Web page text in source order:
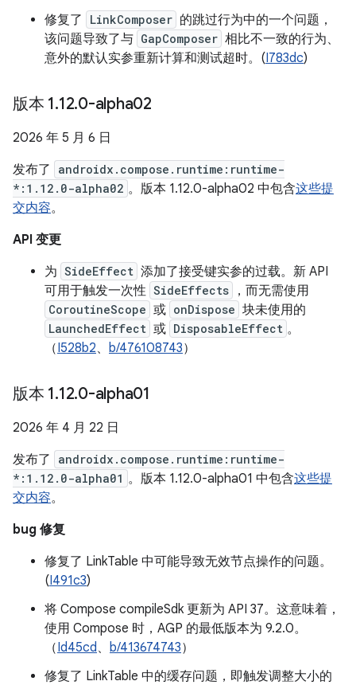
修复了
LinkComposer 的跳过行为中的一个问题，
该问题导致了与 GapComposer 相比不一致的行为、
意外的默认实参重新计算和测试超时。(I783dc)
版本 1.12.0-alpha02
2026 年 5 月 6 日
发布了
androidx.compose.runtime:runtime-
*:1.12.0-alpha02 。版本 1.12.0-alpha02 中包含这些提
交内容。
API 变更
为 SideEffect 添加了接受键实参的过载。新 API
可用于触发一次性 SideEffects ，而无需使用
CoroutineScope 或 onDispose 块未使用的
LaunchedEffect 或 DisposableEffect 。
（I528b2、 b/476108743）
版本 1.12.0-alpha01
2026 年 4 月 22 日
发布了
androidx.compose.runtime:runtime-
*:1.12.0-alpha01 。版本 1.12.0-alpha01 中包含这些提
交内容。
bug 修复
修复了 LinkTable 中可能导致无效节点操作的问题。
(I491c3)
将 Compose compileSdk 更新为 API 37。这意味着，
使用 Compose 时，AGP 的最低版本为 9.2.0。
（Id45cd、 b/413674743）
修复了 LinkTable 中的缓存问题，即触发调整大小的